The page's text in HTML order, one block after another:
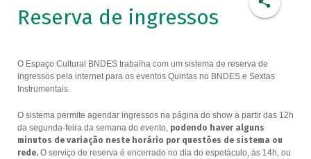
Reserva de ingressos
O Espaço Cultural BNDES trabalha com um sistema de reserva de
ingressos pela internet para os eventos Quintas no BNDES e Sextas
Instrumentais.
O sistema permite agendar ingressos na página do show a partir das 12h
da segunda-feira da semana do evento, podendo haver alguns
minutos de variação neste horário por questões de sistema ou
rede.O serviço de reserva é encerrado no dia do espetáculo, às 14h, ou